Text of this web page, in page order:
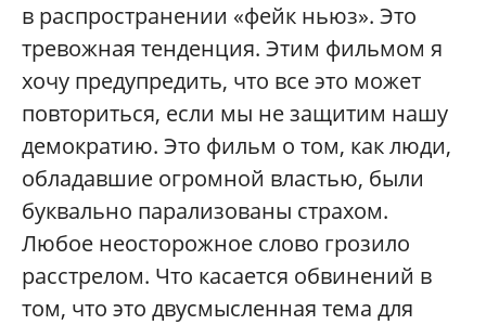
в распространении «фейк ньюз». Это
тревожная тенденция. Этим фильмом я
хочу предупредить, что все это может
повториться, если мы не защитим нашу
демократию. Это фильм о том, как люди,
обладавшие огромной властью, были
буквально парализованы страхом.
Любое неосторожное слово грозило
расстрелом. Что касается обвинений в
том, что это двусмысленная тема для